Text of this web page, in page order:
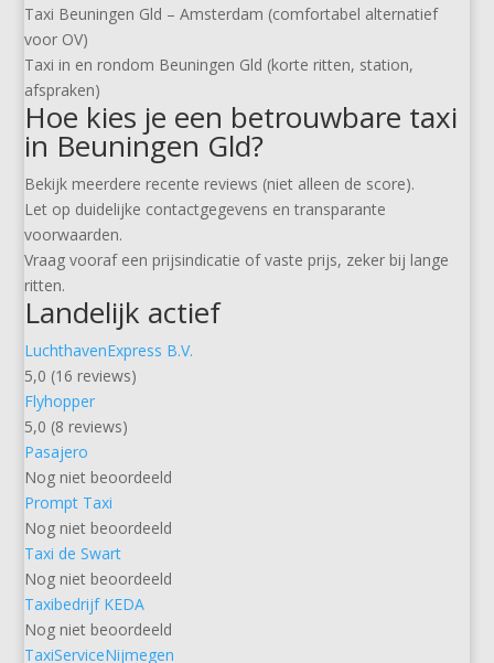
Taxi Beuningen Gld – Amsterdam (comfortabel alternatief
voor OV)
Taxi in en rondom Beuningen Gld (korte ritten, station,
afspraken)
Hoe kies je een betrouwbare taxi
in Beuningen Gld?
Bekijk meerdere recente reviews (niet alleen de score).
Let op duidelijke contactgegevens en transparante
voorwaarden.
Vraag vooraf een prijsindicatie of vaste prijs, zeker bij lange
ritten.
Landelijk actief
LuchthavenExpress B.V.
5,0 (16 reviews)
Flyhopper
5,0 (8 reviews)
Pasajero
Nog niet beoordeeld
Prompt Taxi
Nog niet beoordeeld
Taxi de Swart
Nog niet beoordeeld
Taxibedrijf KEDA
Nog niet beoordeeld
TaxiServiceNijmegen